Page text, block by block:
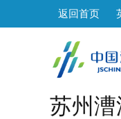
返回首页
苏州